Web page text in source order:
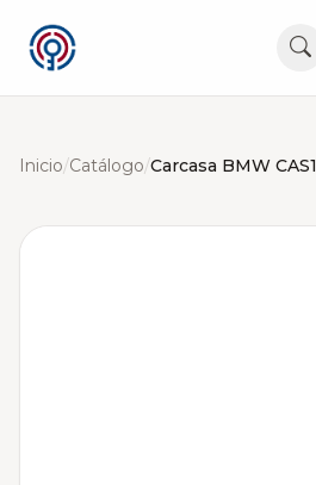
Inicio/Catálogo/Carcasa BMW CAS1